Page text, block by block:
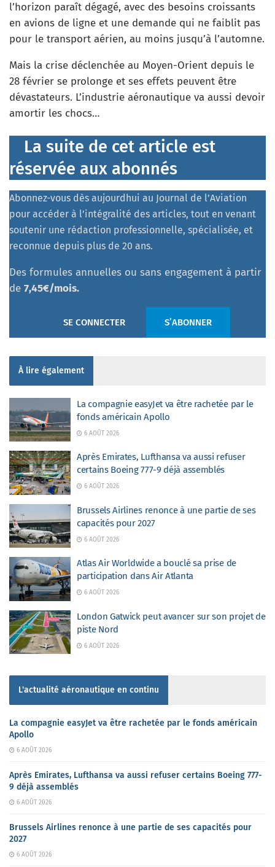
l’horizon paraît dégagé, avec des besoins croissants
en avions de ligne et une demande qui ne faiblit pas
pour le transport aérien, au moins jusqu’à l’automne.
Mais la crise déclenchée au Moyen-Orient depuis le
28 février se prolonge et ses effets peuvent être
dévastateurs. L’industrie aéronautique va aussi devoir
amortir les chocs…
La suite de cet article est
réservée aux abonnés
Abonnez-vous dès aujourdhui au Journal de l’Aviation
pour accéder à l’intégralité des articles, tout en venant
soutenir une rédaction professionnelle, spécialisée, et
reconnue depuis plus de 20 ans.
Des formules annuelles ou sans engagement à partir
de 7,45€/mois.
SE CONNECTER S’ABONNER
À lire également
La compagnie easyJet va être rachetée par le
fonds américain Apollo
6 AOÛT 2026
Après Emirates, Lufthansa va aussi refuser
certains Boeing 777-9 déjà assemblés
6 AOÛT 2026
Brussels Airlines renonce à une partie de ses
capacités pour 2027
6 AOÛT 2026
Atlas Air Worldwide a bouclé sa prise de
participation dans Air Atlanta
6 AOÛT 2026
London Gatwick peut avancer sur son projet de
piste Nord
6 AOÛT 2026
L'actualité aéronautique en continu
La compagnie easyJet va être rachetée par le fonds américain
Apollo
6 AOÛT 2026
Après Emirates, Lufthansa va aussi refuser certains Boeing 777-
9 déjà assemblés
6 AOÛT 2026
Brussels Airlines renonce à une partie de ses capacités pour
2027
6 AOÛT 2026